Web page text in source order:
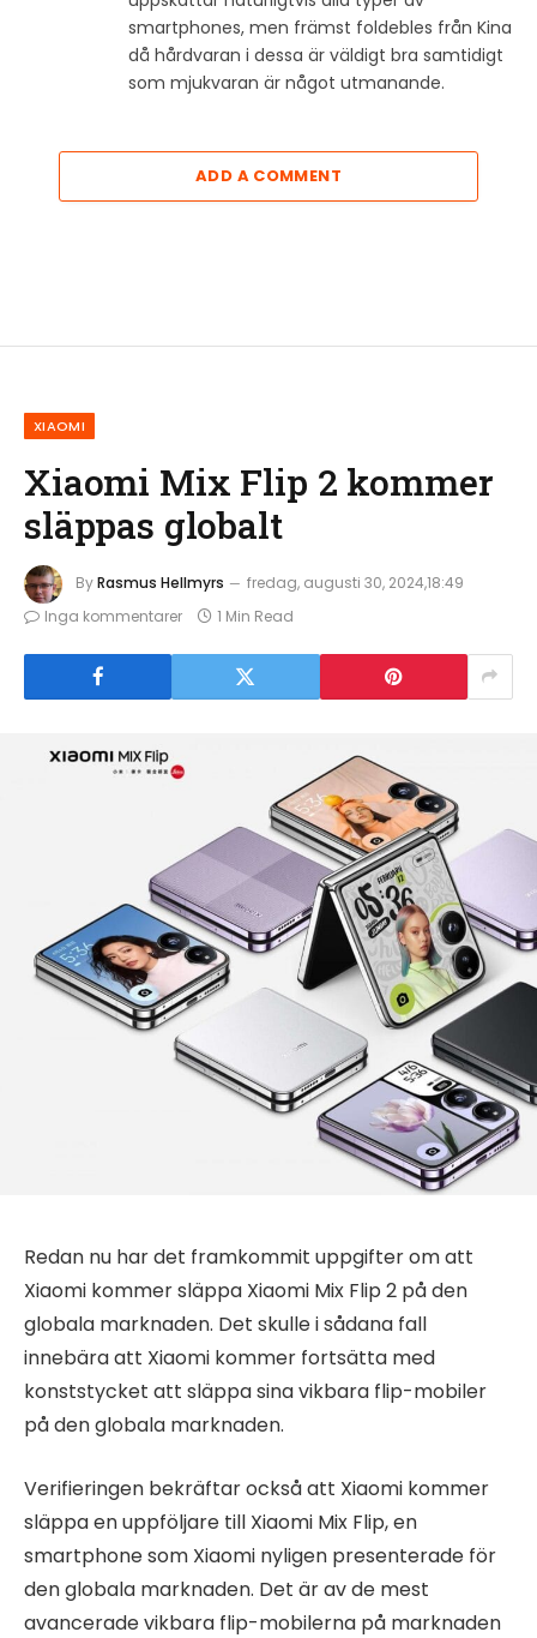
smartphones, men främst foldebles från Kina
då hårdvaran i dessa är väldigt bra samtidigt
som mjukvaran är något utmanande.
ADD A COMMENT
XIAOMI
Xiaomi Mix Flip 2 kommer
släppas globalt
ByRasmus Hellmyrs
fredag, augusti 30, 2024,18:49
Inga kommentarer
1 Min Read
Redan nu har det framkommit uppgifter om att
Xiaomi kommer släppa Xiaomi Mix Flip 2 på den
globala marknaden. Det skulle i sådana fall
innebära att Xiaomi kommer fortsätta med
konststycket att släppa sina vikbara flip-mobiler
på den globala marknaden.
Verifieringen bekräftar också att Xiaomi kommer
släppa en uppföljare till Xiaomi Mix Flip, en
smartphone som Xiaomi nyligen presenterade för
den globala marknaden. Det är av de mest
avancerade vikbara flip-mobilerna på marknaden